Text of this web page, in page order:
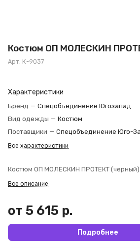
Костюм ОП МОЛЕСКИН
Арт. К-9037
Характеристики
Бренд — Спецобъединение Югозапад
Вид одежды — Костюм
Поставщики — Спецобъединение Юго-
Все характеристики
Костюм ОП МОЛЕСКИН ПРОТЕКТ (черный)
Все описание
от 5 615 р.
Подробнее